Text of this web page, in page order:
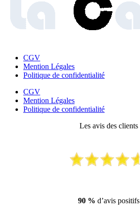
CGV
Mention Légales
Politique de confidentialité
CGV
Mention Légales
Politique de confidentialité
Les avis des clients
90 % d’avis positifs